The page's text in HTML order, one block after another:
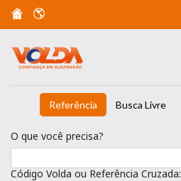
Referência Busca Livre
O que você precisa?
Código Volda ou Referência Cruzada: